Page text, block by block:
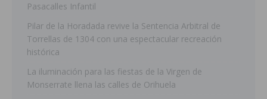
Pasacalles Infantil
Pilar de la Horadada revive la Sentencia Arbitral de
Torrellas de 1304 con una espectacular recreación
histórica
La iluminación para las fiestas de la Virgen de
Monserrate llena las calles de Orihuela